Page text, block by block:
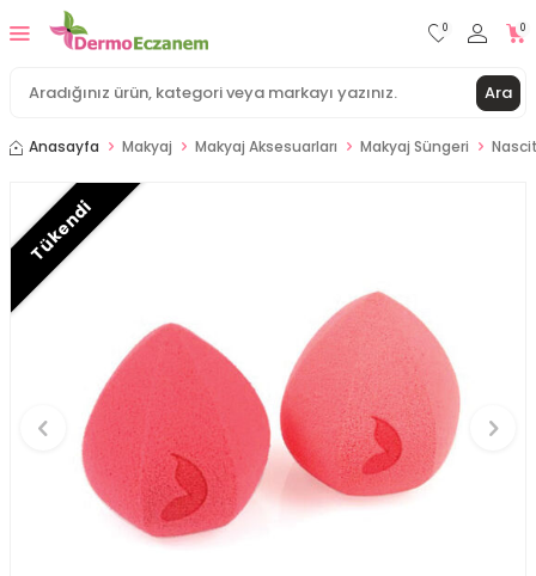
Ara
0 0
Anasayfa Makyaj Makyaj Aksesuarları Makyaj Süngeri
Tükendi